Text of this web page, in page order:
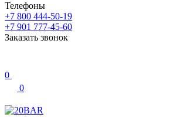
Телефоны
+7 800 444-50-19
+7 901 777-45-60
Заказать звонок
0
0